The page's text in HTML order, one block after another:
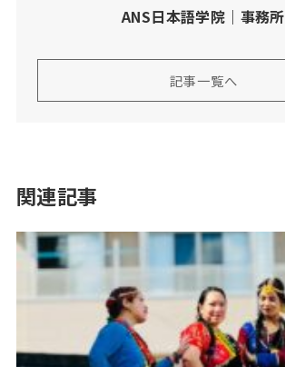
ANS日本語学院｜事務所
記事一覧へ
関連記事